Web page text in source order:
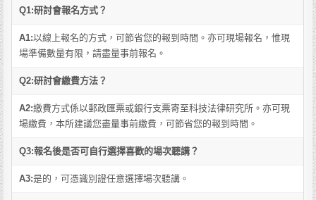
Q1:研討會報名方式？
A1:以線上報名的方式，可節省您的報到時間。亦可現場報名，惟現
場準備數量有限，請盡量事前報名。
Q2:研討會繳費方法？
A2:繳費方式係以郵政匯票或銀行支票寄至科技法律研究所。亦可現
場繳費，本所建議您盡量事前繳費，可節省您的報到時間。
Q3:報名後是否可自行選擇喜歡的場次聽講？
A3:是的，可憑識別證任意選擇場次聽講。